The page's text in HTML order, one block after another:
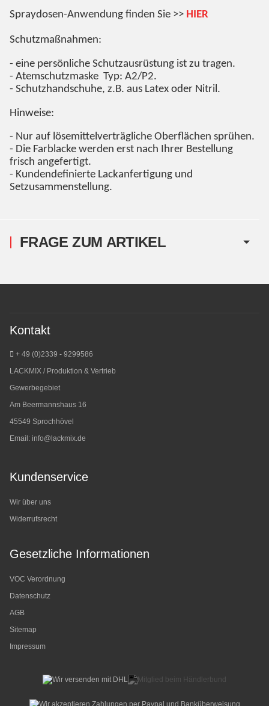
Spraydosen-Anwendung finden Sie >> HIER
Schutzmaßnahmen:
- eine persönliche Schutzausrüstung ist zu tragen.
- Atemschutzmaske Typ: A2/P2.
- Schutzhandschuhe, z.B. aus Latex oder Nitril.
Hinweise:
- Nur auf lösemittelverträgliche Oberflächen sprühen.
- Die Farblacke werden erst nach Ihrer Bestellung
frisch angefertigt.
- Kundendefinierte Lackanfertigung und
Setzusammenstellung.
FRAGE ZUM ARTIKEL
Kontakt
+ 49 (0)2339 - 9299586
LACKMIX / Produktion & Vertrieb
Gewerbegebiet
Am Beermannshaus 16
45549 Sprochhövel
Email: info@lackmix.de
Kundenservice
Wir über uns
Widerrufsrecht
Gesetzliche Informationen
VOC Verordnung
Datenschutz
AGB
Sitemap
Impressum